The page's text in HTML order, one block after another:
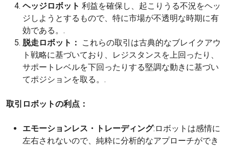
ヘッジロボット 利益を確保し、起こりうる不況をヘッ
ジしようとするもので、特に市場が不透明な時期に有
効である。.
脱走ロボット：
これらの取引は古典的なブレイクアウ
ト戦略に基づいており、レジスタンスを上回ったり、
サポートレベルを下回ったりする堅調な動きに基づい
てポジションを取る。.
取引ロボットの利点：
エモーションレス・トレーディング:ロボットは感情に
左右されないので、純粋に分析的なアプローチができ